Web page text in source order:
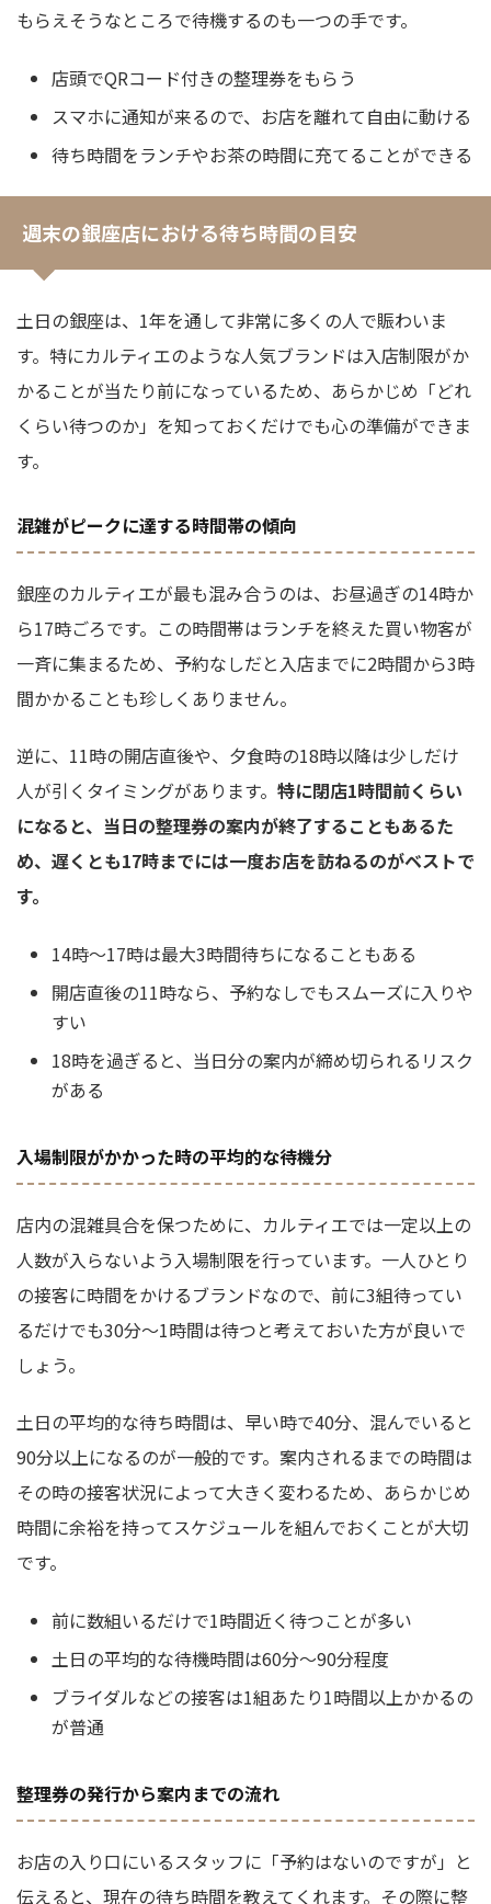
もらえそうなところで待機するのも一つの手です。
店頭でQRコード付きの整理券をもらう
スマホに通知が来るので、お店を離れて自由に動ける
待ち時間をランチやお茶の時間に充てることができる
週末の銀座店における待ち時間の目安
土日の銀座は、1年を通して非常に多くの人で賑わいま
す。特にカルティエのような人気ブランドは入店制限がか
かることが当たり前になっているため、あらかじめ「どれ
くらい待つのか」を知っておくだけでも心の準備ができま
す。
混雑がピークに達する時間帯の傾向
銀座のカルティエが最も混み合うのは、お昼過ぎの14時か
ら17時ごろです。この時間帯はランチを終えた買い物客が
一斉に集まるため、予約なしだと入店までに2時間から3時
間かかることも珍しくありません。
逆に、11時の開店直後や、夕食時の18時以降は少しだけ
人が引くタイミングがあります。 特に閉店1時間前くらい
になると、当日の整理券の案内が終了することもあるた
め、遅くとも17時までには一度お店を訪ねるのがベストで
す。
14時〜17時は最大3時間待ちになることもある
開店直後の11時なら、予約なしでもスムーズに入りや
すい
18時を過ぎると、当日分の案内が締め切られるリスク
がある
入場制限がかかった時の平均的な待機分
店内の混雑具合を保つために、カルティエでは一定以上の
人数が入らないよう入場制限を行っています。一人ひとり
の接客に時間をかけるブランドなので、前に3組待ってい
るだけでも30分〜1時間は待つと考えておいた方が良いで
しょう。
土日の平均的な待ち時間は、早い時で40分、混んでいると
90分以上になるのが一般的です。案内されるまでの時間は
その時の接客状況によって大きく変わるため、あらかじめ
時間に余裕を持ってスケジュールを組んでおくことが大切
です。
前に数組いるだけで1時間近く待つことが多い
土日の平均的な待機時間は60分〜90分程度
ブライダルなどの接客は1組あたり1時間以上かかるの
が普通
整理券の発行から案内までの流れ
お店の入り口にいるスタッフに「予約はないのですが」と
伝えると、現在の待ち時間を教えてくれます。その際に整